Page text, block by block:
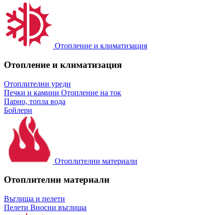
Отопление и климатизация
Отопление и климатизация
Отоплителни уреди
Печки и камини Отопление на ток
Парно, топла вода
Бойлери
Отоплителни материали
Отоплителни материали
Въглища и пелети
Пелети Вносни въглища